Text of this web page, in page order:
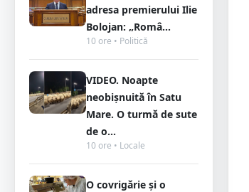
adresa premierului Ilie
Bolojan: „Româ...
10 ore • Politică
VIDEO. Noapte
neobișnuită în Satu
Mare. O turmă de sute
de o...
10 ore • Locale
O covrigărie și o